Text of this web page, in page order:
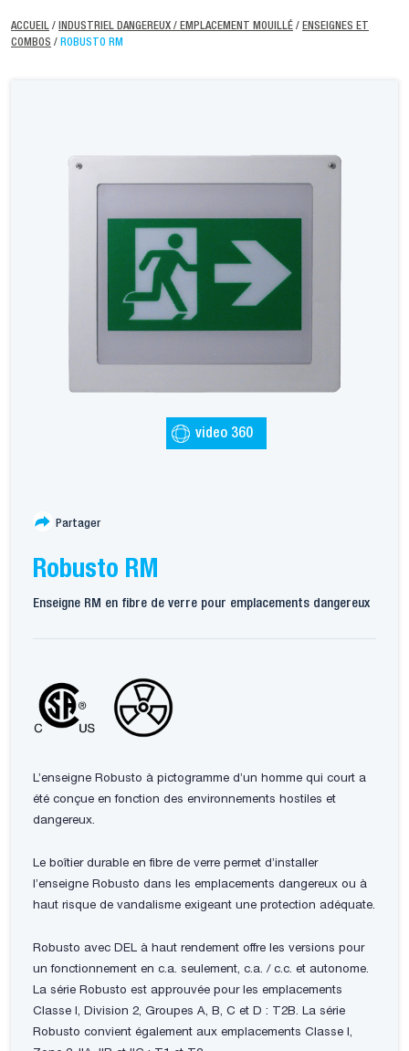
ACCUEIL / INDUSTRIEL DANGEREUX / EMPLACEMENT MOUILLÉ / ENSEIGNES ET
COMBOS / ROBUSTO RM
video 360
Partager
Robusto RM
Enseigne RM en fibre de verre pour emplacements dangereux
L’enseigne Robusto à pictogramme d’un homme qui court a
été conçue en fonction des environnements hostiles et
dangereux.
Le boîtier durable en fibre de verre permet d’installer
l’enseigne Robusto dans les emplacements dangereux ou à
haut risque de vandalisme exigeant une protection adéquate.
Robusto avec DEL à haut rendement offre les versions pour
un fonctionnement en c.a. seulement, c.a. / c.c. et autonome.
La série Robusto est approuvée pour les emplacements
Classe I, Division 2, Groupes A, B, C et D : T2B. La série
Robusto convient également aux emplacements Classe I,